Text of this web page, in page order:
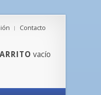
Contacto
vacío